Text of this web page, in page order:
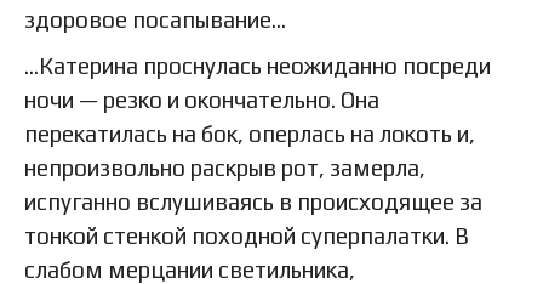
здоровое посапывание…
…Катерина проснулась неожиданно посреди
ночи — резко и окончательно. Она
перекатилась на бок, оперлась на локоть и,
непроизвольно раскрыв рот, замерла,
испуганно вслушиваясь в происходящее за
тонкой стенкой походной суперпалатки. В
слабом мерцании светильника,